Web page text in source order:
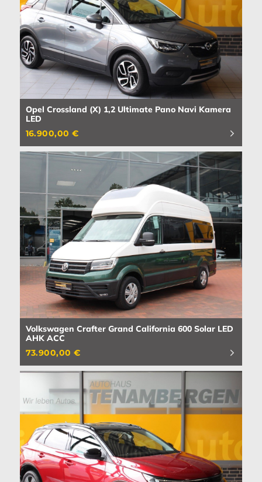
Opel Crossland (X) 1,2 Ultimate Pano Navi Kamera
LED
16.900,00 €
Volkswagen Crafter Grand California 600 Solar LED
AHK ACC
73.900,00 €